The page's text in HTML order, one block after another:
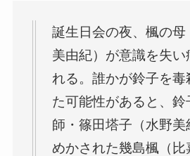
誕生日会の夜、楓の母
美由紀）が意識を失い
れる。誰かが鈴子を毒
た可能性があると、鈴
師・篠田塔子（水野美
めかされた幾島楓（比